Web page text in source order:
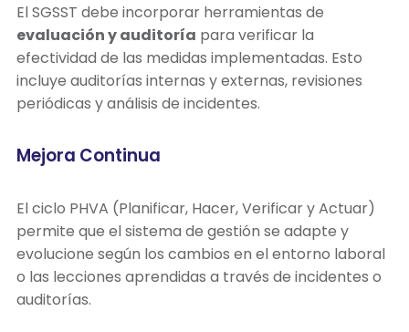
El SGSST debe incorporar herramientas de
evaluación y auditoría para verificar la
efectividad de las medidas implementadas. Esto
incluye auditorías internas y externas, revisiones
periódicas y análisis de incidentes.
Mejora Continua
El ciclo PHVA (Planificar, Hacer, Verificar y Actuar)
permite que el sistema de gestión se adapte y
evolucione según los cambios en el entorno laboral
o las lecciones aprendidas a través de incidentes o
auditorías.